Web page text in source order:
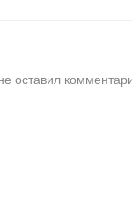
оставил